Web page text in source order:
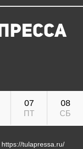
07
ПТ
08
СБ
https://tulapressa.ru/